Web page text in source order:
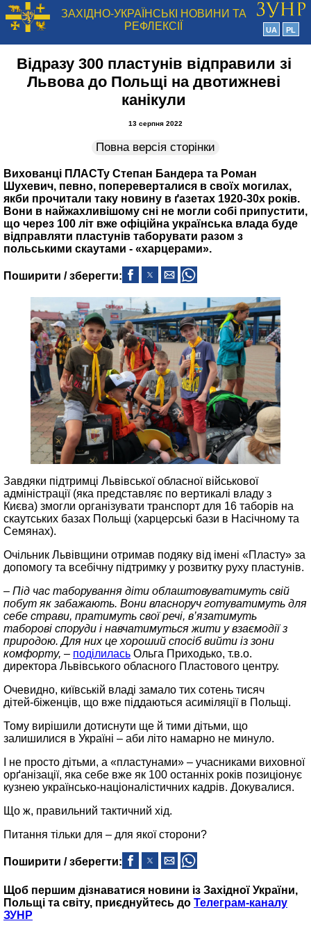
ЗАХІДНО-УКРАЇНСЬКІ НОВИНИ ТА
РЕФЛЕКСІЇ
UA PL
Відразу 300 пластунів відправили зі
Львова до Польщі на двотижневі
канікули
13 серпня 2022
Повна версія сторінки
Вихованці ПЛАСТу Степан Бандера та Роман
Шухевич, певно, попереверталися в своїх могилах,
якби прочитали таку новину в ґазетах 1920‑30х років.
Вони в найжахливішому сні не могли собі припустити,
що через 100 літ вже офіційна українська влада буде
відправляти пластунів таборувати разом з
польськими скаутами ‑ «харцерами».
Поширити / зберегти:
Завдяки підтримці Львівської обласної військової
адміністрації (яка представляє по вертикалі владу з
Києва) змогли організувати транспорт для 16 таборів на
скаутських базах Польщі (харцерські бази в Насічному та
Семянах).
Очільник Львівщини отримав подяку від імені «Пласту» за
допомогу та всебічну підтримку у розвитку руху пластунів.
– Під час таборування діти облаштовуватимуть свій
побут як забажають. Вони власноруч готуватимуть для
себе страви, пратимуть свої речі, в’язатимуть
таборові споруди і навчатимуться жити у взаємодії з
природою. Для них це хороший спосіб вийти із зони
комфорту, – поділилась Ольга Приходько, т.в.о.
директора Львівського обласного Пластового центру.
Очевидно, київській владі замало тих сотень тисяч
дітей‑біженців, що вже піддаються асиміляції в Польщі.
Тому вирішили дотиснути ще й тими дітьми, що
залишилися в Україні – аби літо намарно не минуло.
І не просто дітьми, а «пластунами» – учасниками виховної
орґанізації, яка себе вже як 100 останніх років позиціонує
кузнею українсько‑націоналістичних кадрів. Докувалися.
Що ж, правильний тактичний хід.
Питання тільки для – для якої сторони?
Поширити / зберегти:
Щоб першим дізнаватися новини із Західної України,
Польщі та світу, приєднуйтесь до Телеграм-каналу
ЗУНР